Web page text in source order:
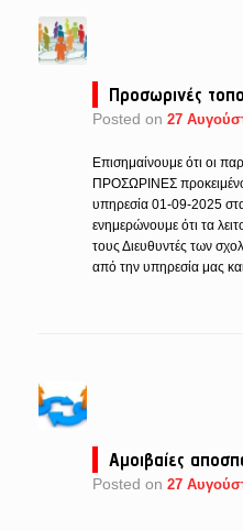
Προσωρινές
Posted on 27
Επισημαίνουμε ότι οι
ΠΡΟΣΩΡΙΝΕΣ
υπηρεσία 01-09-2025
ενημερώνουμε ότι τα
τους Διευθυντές των
από την υπηρεσία μας
Αμοιβαίες
Posted on 27